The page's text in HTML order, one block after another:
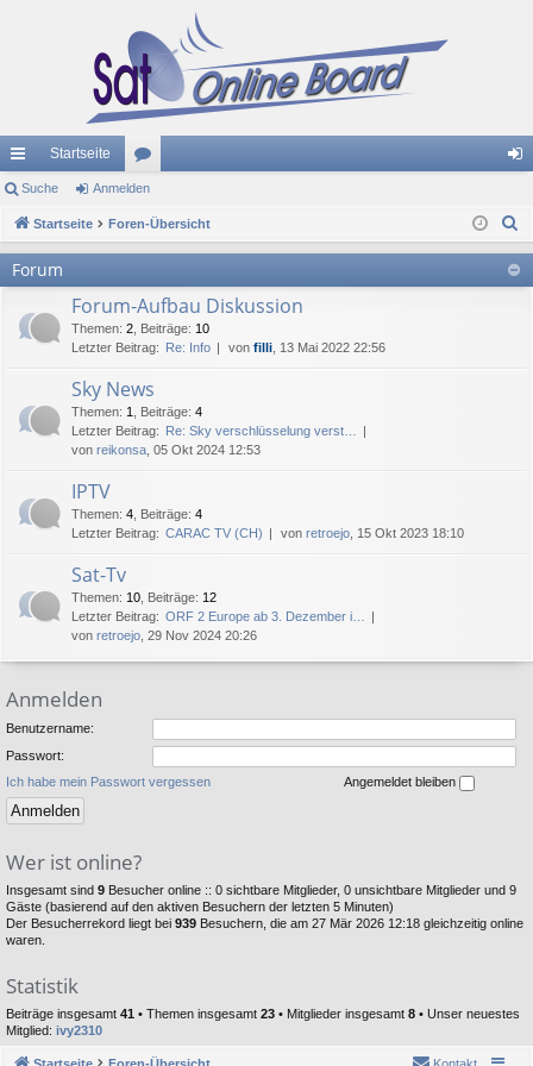
ch
ne
llz
riff
Startseite
or
en m
el
Suche Anmelden
Startseite Foren-Übersicht
Forum
Forum-Aufbau Diskussion
Themen: 2 Beiträge: 10
Letzter Beitrag: Re: Info von filli , 13 Mai 2022 22:56
Sky News
Themen: 1 Beiträge: 4
Letzter Beitrag: Re: Sky verschlüsselung verst…
von reikonsa , 05 Okt 2024 12:53
IPTV
Themen: 4 Beiträge: 4
Letzter Beitrag: CARAC TV (CH) von retroejo , 15 Okt 2023 18:10
Sat-Tv
Themen: 10 Beiträge: 12
Letzter Beitrag: ORF 2 Europe ab 3. Dezember i…
von retroejo , 29 Nov 2024 20:26
Anmelden
Benutzername:
Passwort:
Ich habe mein Passwort vergessen
Angemeldet bleiben
Wer ist online?
Insgesamt sind 9 Besucher online :: 0 sichtbare Mitglieder, 0 unsichtbare Mitglieder und 9
Gäste (basierend auf den aktiven Besuchern der letzten 5 Minuten)
Der Besucherrekord liegt bei 939 Besuchern, die am 27 Mär 2026 12:18 gleichzeitig online
waren.
Statistik
Beiträge insgesamt 41 • Themen insgesamt 23 • Mitglieder insgesamt 8 • Unser neuestes
Mitglied: ivy2310
Startseite Foren-Übersicht Kontakt